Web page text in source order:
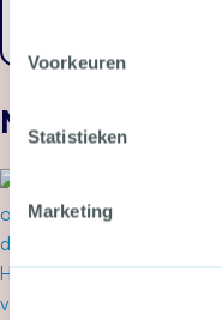
Voorkeuren
Statistieken
Marketing
Nieuws